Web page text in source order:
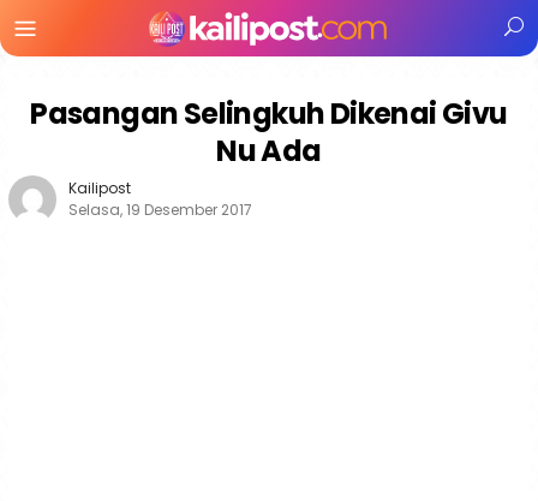
Mobile
Pasangan Selingkuh Dikenai Givu
Nu Ada
Kailipost
Selasa, 19 Desember 2017